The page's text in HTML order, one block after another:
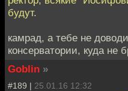
будут.
камрад, а тебе не
консерватории, куда не
Goblin »
#189 | 25.01.16 12:32